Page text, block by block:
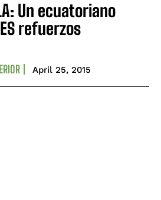
Un ecuatoriano
refuerzos
April 25, 2015